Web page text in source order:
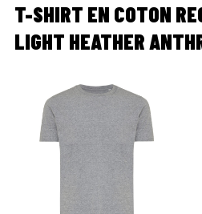
T-SHIRT EN COTON
LIGHT HEATHER